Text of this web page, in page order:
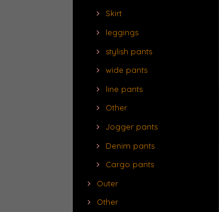
Skirt
leggings
stylish pants
wide pants
line pants
Other
Jogger pants
Denim pants
Cargo pants
Outer
Other